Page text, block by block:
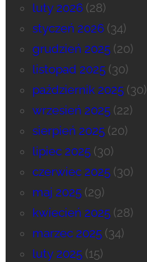
luty 2026(28)
styczeń 2026(34)
grudzień 2025(20)
listopad 2025(30)
październik 2025(30)
wrzesień 2025(22)
sierpień 2025(20)
lipiec 2025(30)
czerwiec 2025(30)
maj 2025(29)
kwiecień 2025(28)
marzec 2025(34)
luty 2025(15)